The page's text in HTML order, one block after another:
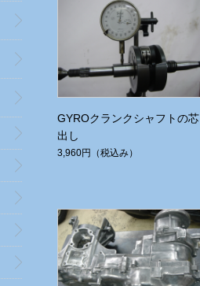
GYROクランクシャフトの芯
出し
3,960円 （税込み）